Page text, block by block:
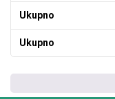
Ukupno
Ukupno